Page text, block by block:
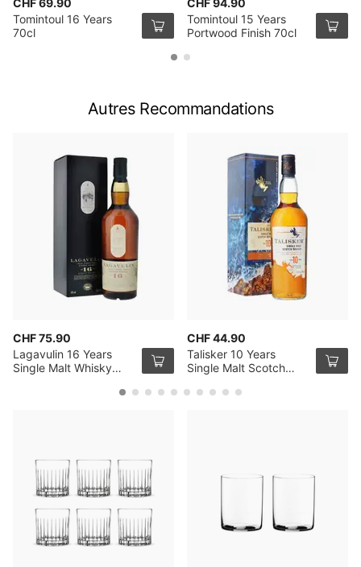
CHF 69.90
Tomintoul 16 Years
70cl
CHF 94.90
Tomintoul 15 Years
Portwood Finish 70cl
Autres Recommandations
CHF 75.90
Lagavulin 16 Years
Single Malt Whisky
CHF 44.90
Talisker 10 Years
Single Malt Scotch